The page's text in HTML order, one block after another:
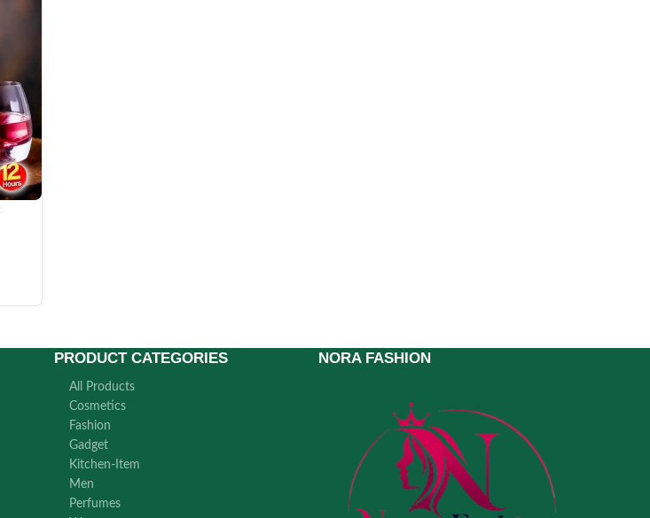
PRODUCT CATEGORIES
All Products
Cosmetics
Fashion
Gadget
Kitchen-Item
Men
Perfumes
NORA FASHION